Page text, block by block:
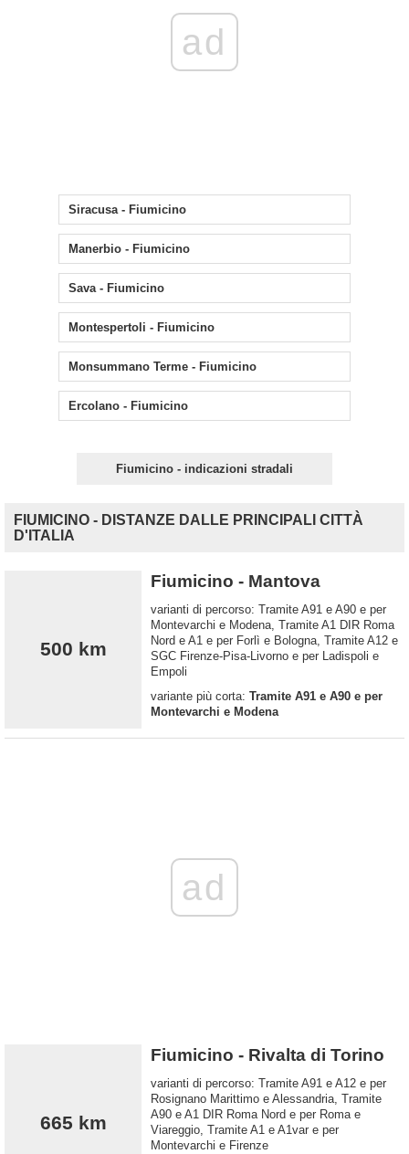
ad
Siracusa - Fiumicino
Manerbio - Fiumicino
Sava - Fiumicino
Montespertoli - Fiumicino
Monsummano Terme - Fiumicino
Ercolano - Fiumicino
Fiumicino - indicazioni stradali
FIUMICINO - DISTANZE DALLE PRINCIPALI CITTÀ
D'ITALIA
500 km
Fiumicino - Mantova
varianti di percorso: Tramite A91 e A90 e per
Montevarchi e Modena, Tramite A1 DIR Roma
Nord e A1 e per Forlì e Bologna, Tramite A12 e
SGC Firenze-Pisa-Livorno e per Ladispoli e
Empoli
variante più corta: Tramite A91 e A90 e per
Montevarchi e Modena
ad
665 km
Fiumicino - Rivalta di Torino
varianti di percorso: Tramite A91 e A12 e per
Rosignano Marittimo e Alessandria, Tramite
A90 e A1 DIR Roma Nord e per Roma e
Viareggio, Tramite A1 e A1var e per
Montevarchi e Firenze